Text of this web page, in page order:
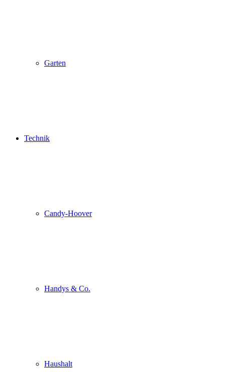
Garten
Technik
Candy-Hoover
Handys & Co.
Haushalt